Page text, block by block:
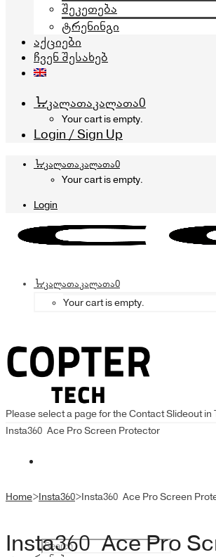
შეკეთება
ტრენინგი
აქციები
ჩვენ შესახებ
კალათაკალათა0
Your cart is empty.
Login / Sign Up
კალათაკალათა0
Your cart is empty.
Login
კალათაკალათა0
Your cart is empty.
Please select a page for the Contact Slideout
Insta360 Ace Pro Screen Protector
Home>Insta360>Insta360 Ace Pro Screen
Insta360 Ace Pro